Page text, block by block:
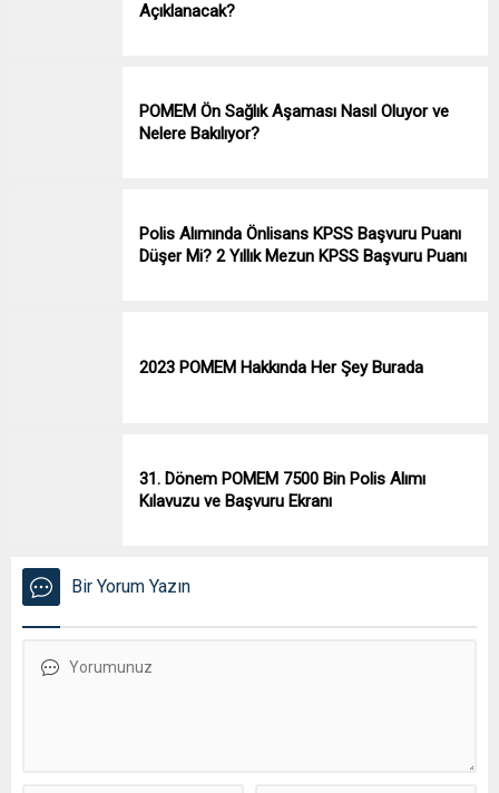
Açıklanacak?
POMEM Ön Sağlık Aşaması Nasıl Oluyor ve
Nelere Bakılıyor?
Polis Alımında Önlisans KPSS Başvuru Puanı
Düşer Mi? 2 Yıllık Mezun KPSS Başvuru Puanı
2023 POMEM Hakkında Her Şey Burada
31. Dönem POMEM 7500 Bin Polis Alımı
Kılavuzu ve Başvuru Ekranı
Bir Yorum Yazın